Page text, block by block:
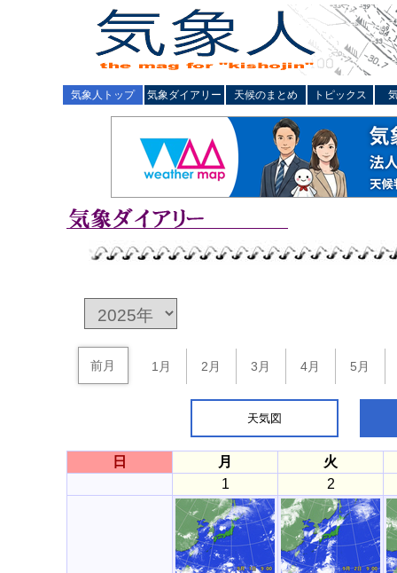
気象人トップ 気象ダイアリー 天候のまとめ トピックス
前月 1月 2月 3月 4月 5月
天気図
日 月
火
1
2